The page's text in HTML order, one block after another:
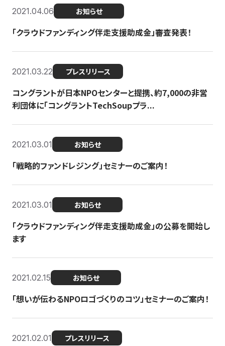
2021.04.06 お知らせ
「クラウドファンディング伴走支援助成金」審査発表！
2021.03.22 プレスリリース
コングラントが日本NPOセンターと提携、約7,000の非営
利団体に「コングラントTechSoupプラ...
2021.03.01 お知らせ
「戦略的ファンドレジング」セミナーのご案内！
2021.03.01 お知らせ
「クラウドファンディング伴走支援助成金」の公募を開始し
ます
2021.02.15 お知らせ
「想いが伝わるNPOロゴづくりのコツ」セミナーのご案内！
2021.02.01 プレスリリース